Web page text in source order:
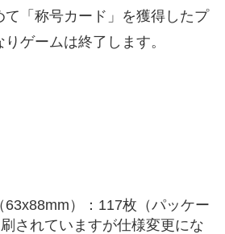
て「称号カード」を獲得したプ
ゲームは終了します。
63x88mm）：117枚（パッケー
されていますが仕様変更にな